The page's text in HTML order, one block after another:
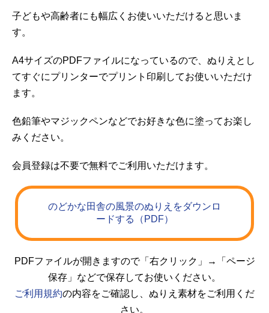
子どもや高齢者にも幅広くお使いいただけると思いま
す。
A4サイズのPDFファイルになっているので、ぬりえとし
てすぐにプリンターでプリント印刷してお使いいただけ
ます。
色鉛筆やマジックペンなどでお好きな色に塗ってお楽し
みください。
会員登録は不要で無料でご利用いただけます。
のどかな田舎の風景のぬりえをダウンロ
ードする（PDF）
PDFファイルが開きますので「右クリック」→「ページ
保存」などで保存してお使いください。
ご利用規約の内容をご確認し、ぬりえ素材をご利用くだ
さい。